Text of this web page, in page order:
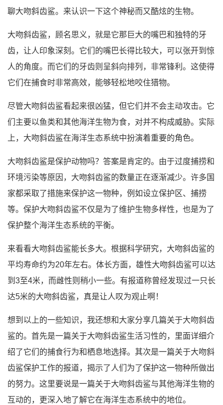
聊大吻斜齿鲨。来认识一下这个神秘而又酷炫的生物。
大吻斜齿鲨，顾名思义，就是它那巨大的嘴巴和独特的牙
齿，让人印象深刻。它们的嘴巴长得比较大，可以张开到惊
人的角度。而它们的牙齿则呈斜向排列，非常锋利。这使得
它们在捕食时非常高效，能够轻松地咬住猎物。
尽管大吻斜齿鲨看起来很凶猛，但它们并不会主动攻击。它
们主要以鱼类和其他海洋生物为食，对并不构成威胁。实际
上，大吻斜齿鲨在海洋生态系统中扮演着重要的角色。
大吻斜齿鲨是保护动物吗？答案是肯定的。由于过度捕捞和
环境污染等原因，大吻斜齿鲨的数量正在逐渐减少。许多国
家都采取了措施来保护这一物种，例如设立保护区、捕捞
等。保护大吻斜齿鲨不仅是为了维护生物多样性，也是为了
保护整个海洋生态系统的平衡。
来看看大吻斜齿鲨能长多大。根据科学研究，大吻斜齿鲨的
平均寿命约为20年左右。体长方面，雄性大吻斜齿鲨可以达
到3至4米，而雌性则稍小一些。有报道称曾经发现过一只长
达5米的大吻斜齿鲨，真是让人叹为观止啊！
想到以上的一些知识，我还想和大家分享几篇关于大吻斜齿
鲨的。首先是一篇关于大吻斜齿鲨生活习性的，里面详细介
绍了它们的捕食行为和栖息地选择。其次是一篇关于大吻斜
齿鲨保护工作的报道，揭示了人们为了保护这一物种所做出
的努力。这里要说是一篇关于大吻斜齿鲨与其他海洋生物的
互动的，更深入地了解它在海洋生态系统中的地位。